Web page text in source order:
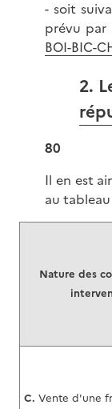
- soit
prévu
BOI-BIC-
2.
80
Il en est
au
Nature des
C. Vente d'une